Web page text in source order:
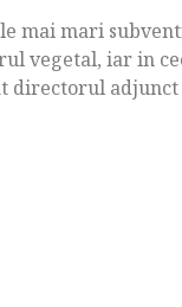
mai mari
vegetal, iar in
directorul adjunct